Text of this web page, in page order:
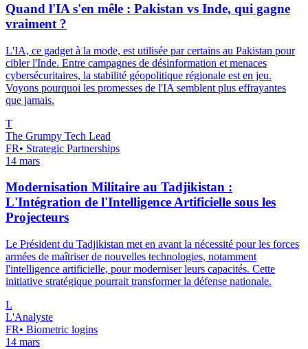
Quand l'IA s'en mêle : Pakistan vs Inde, qui gagne
vraiment ?
L'IA, ce gadget à la mode, est utilisée par certains au Pakistan pour
cibler l'Inde. Entre campagnes de désinformation et menaces
cybersécuritaires, la stabilité géopolitique régionale est en jeu.
Voyons pourquoi les promesses de l'IA semblent plus effrayantes
que jamais.
T
The Grumpy Tech Lead
FR• Strategic Partnerships
14 mars
Modernisation Militaire au Tadjikistan :
L'Intégration de l'Intelligence Artificielle sous les
Projecteurs
Le Président du Tadjikistan met en avant la nécessité pour les forces
armées de maîtriser de nouvelles technologies, notamment
l'intelligence artificielle, pour moderniser leurs capacités. Cette
initiative stratégique pourrait transformer la défense nationale.
L
L'Analyste
FR• Biometric logins
14 mars